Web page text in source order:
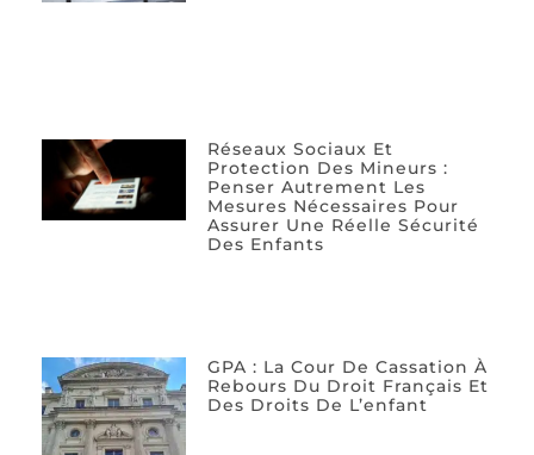
Réseaux Sociaux Et
Protection Des Mineurs :
Penser Autrement Les
Mesures Nécessaires Pour
Assurer Une Réelle Sécurité
Des Enfants
GPA : La Cour De Cassation À
Rebours Du Droit Français Et
Des Droits De L’enfant